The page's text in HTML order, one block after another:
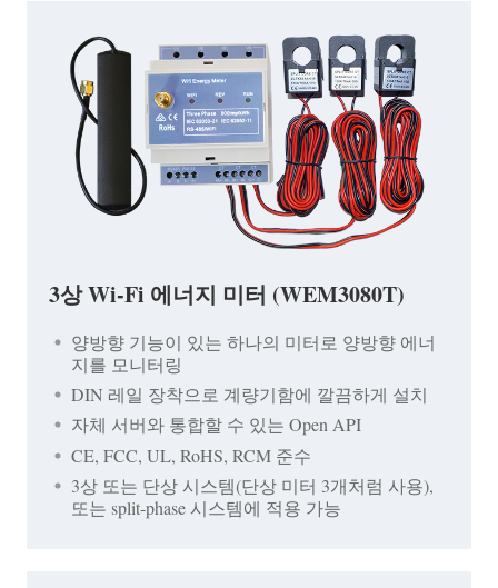
3상 Wi-Fi 에너지 미터 (WEM3080T)
양방향 기능이 있는 하나의 미터로 양방향 에너
지를 모니터링
DIN 레일 장착으로 계량기함에 깔끔하게 설치
자체 서버와 통합할 수 있는 Open API
CE, FCC, UL, RoHS, RCM 준수
3상 또는 단상 시스템(단상 미터 3개처럼 사용),
또는 split-phase 시스템에 적용 가능